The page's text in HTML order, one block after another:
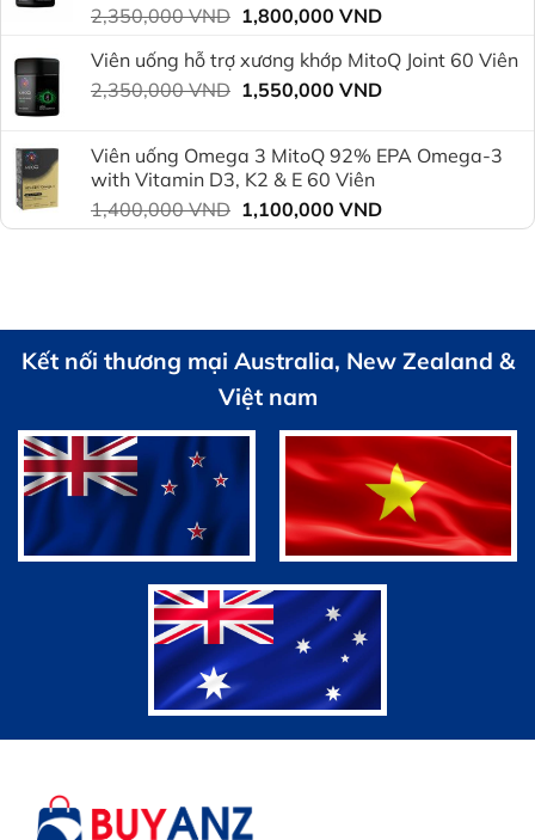
2,350,000VND Giá
là:
2,350,000 VND.
1,800,000 VNDGiá
tại
là:
Viên uống hỗ trợ xương khớp MitoQ Joint 60 Viên
2,350,000VND Giá
2,350,000 VND.
1,550,000 VNDGiá
là:
Viên uống Omega 3 MitoQ 92% EPA Omega-3
with Vitamin D3, K2 & E 60 Viên
1,400,000VND Giá
gốc
1,100,000 VNDGiá
hiện
Kết nối thương mại Australia, New Zealand &
Việt nam